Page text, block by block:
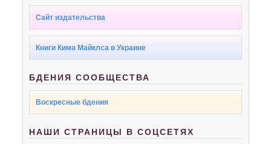
Сайт издательства
Книги Кима Майклса в Украине
БДЕНИЯ СООБЩЕСТВА
Воскресные бдения
НАШИ СТРАНИЦЫ В СОЦСЕТЯХ